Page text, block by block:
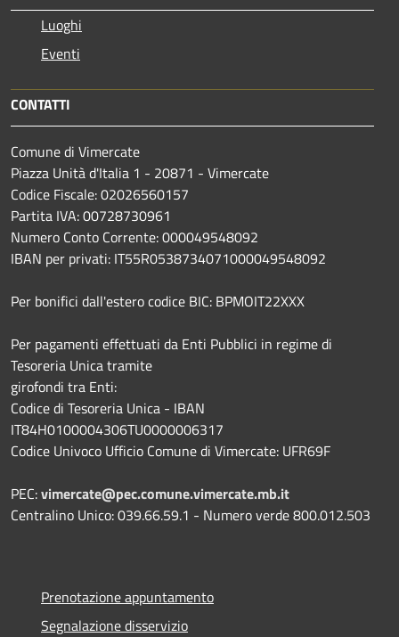
Luoghi
Eventi
CONTATTI
Comune di Vimercate
Piazza Unità d'Italia 1 - 20871 - Vimercate
Codice Fiscale: 02026560157
Partita IVA: 00728730961
Numero Conto Corrente: 000049548092
IBAN per privati: IT55R0538734071000049548092
Per bonifici dall'estero codice BIC: BPMOIT22XXX
Per pagamenti effettuati da Enti Pubblici in regime di
Tesoreria Unica tramite
girofondi tra Enti:
Codice di Tesoreria Unica - IBAN
IT84H0100004306TU0000006317
Codice Univoco Ufficio Comune di Vimercate: UFR69F
PEC:vimercate@pec.comune.vimercate.mb.it
Centralino Unico: 039.66.59.1 - Numero verde 800.012.503
Prenotazione appuntamento
Segnalazione disservizio